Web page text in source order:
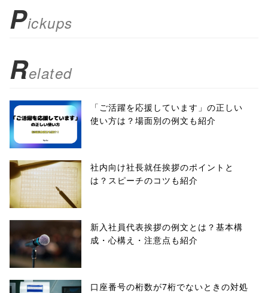
false;"> シェア
Pickups
Related
「ご活躍を応援しています」の正しい
使い方は？場面別の例文も紹介
社内向け社長就任挨拶のポイントと
は？スピーチのコツも紹介
新入社員代表挨拶の例文とは？基本構
成・心構え・注意点も紹介
口座番号の桁数が7桁でないときの対処